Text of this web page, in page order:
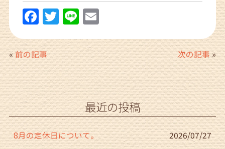
F
a
c
e
b
o
o
k
T
w
itt
er
Li
n
e
E
m
ai
l
«前の記事 次の記事»
最近の投稿
8月の定休日について。
2026/07/27